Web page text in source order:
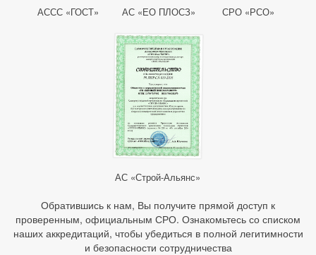
АССС «ГОСТ» АС «ЕО ПЛОСЗ» СРО «РСО»
АС «Строй-Альянс»
Обратившись к нам, Вы получите прямой доступ к
проверенным, официальным СРО. Ознакомьтесь со списком
наших аккредитаций, чтобы убедиться в полной легитимности
и безопасности сотрудничества